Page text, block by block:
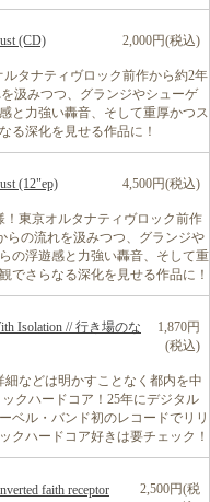
(CD) 2,000円(税込)
タナティヴロック前作から約2年
汲みつつ、グランジやシューゲ
と力強い轟音、そして重厚かつス
る深化を見せる作品に！
(12"ep) 4,500円(税込)
東京オルタナティヴロック前作
らの流れを汲みつつ、グランジや
の浮遊感と力強い轟音、そして重
でさらなる深化を見せる作品に！
Isolation // 行き場のな
1,870円
(税込)
などは明かすことなく都内を中
クハードコア！25年にデジタル
ベル・バンド初のレコードでリリ
クハードコア好きは要チェック！
faith receptor
2,500円(税